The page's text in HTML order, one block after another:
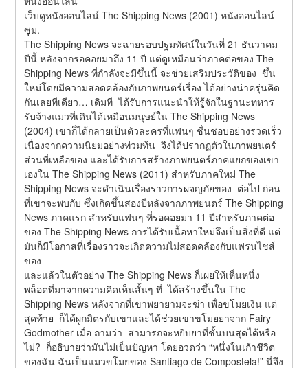
เว็บดูหนังออนไลน์ The Shipping News (2001) หนังออนไลน์
ซูม.
The Shipping News จะฉายรอบปฐมทัศน์ในวันที่ 21 ธันวาคม
ปีนี้ หลังจากรอคอยมาถึง 11 ปี แต่ดูเหมือนว่าภาคต่อของ The
Shipping News ที่กำลังจะมีขึ้นนี้ จะช่วยเสริมประวัติของ  ขึ้น
ใหม่โดยมีความสอดคล้องกับภาพยนตร์เรื่อง ได้อย่างน่าครุ่นคิด
กันเลยทีเดียว… เดิมที  ได้รับการแนะนำให้รู้จักในฐานะทหาร
รับจ้างแมวที่เดินได้เหมือนมนุษย์ใน The Shipping News
(2004) เขาก็ได้กลายเป็นตัวละครที่แฟนๆ ชื่นชอบอย่างรวดเร็ว
เนื่องจากความนิยมอย่างท่วมท้น  จึงได้ปรากฏตัวในภาพยนตร์
ส่วนที่เหลือของ และได้รับการสร้างภาพยนตร์ภาคแยกของเขา
เองใน The Shipping News (2011) สำหรับภาคใหม่ The
Shipping News จะดำเนินเรื่องราวการผจญภัยของ  ต่อไป ก่อน
ที่เขาจะพบกับ ซึ่งเกิดขึ้นสองปีหลังจากภาพยนตร์ The Shipping
News ภาคแรก สำหรับแฟนๆ ที่รอคอยมา 11 ปีสำหรับภาคต่อ
ของ The Shipping News การได้รับเนื้อหาใหม่จึงเป็นสิ่งที่ดี แต่
มันก็มีโอกาสที่เรื่องราวจะเกิดความไม่สอดคล้องกับแฟรนไชส์
ของ
และแล้วในตัวอย่าง The Shipping News ก็เผยให้เห็นหนึ่ง
พล็อตที่มาจากความคิดเห็นสั้นๆ ที่  ได้สร้างขึ้นใน The
Shipping News หลังจากที่เขาพยายามจะฆ่า เพื่อขโมยเงิน แต่
สุดท้าย  ก็ได้ผูกมิตรกับเขาและได้ช่วยเขาขโมยยาจาก Fairy
Godmother เมื่อ ถามว่า  สามารถจะหยิบยาที่ชั้นบนสุดได้หรือ
ไม่?  ก็อธิบายว่ามันไม่เป็นปัญหา โดยอวดว่า “หนึ่งในเก้าชีวิต
ของฉัน ฉันเป็นแมวขโมยของ Santiago de Compostela!” นี่จึง